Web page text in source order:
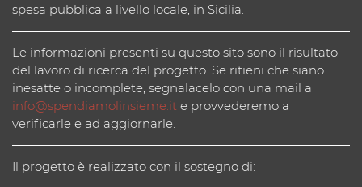
spesa pubblica a livello locale, in Sicilia.
Le informazioni presenti su questo sito sono il risultato
del lavoro di ricerca del progetto. Se ritieni che siano
inesatte o incomplete, segnalacelo con una mail a
info@spendiamolinsieme.it e provvederemo a
verificarle e ad aggiornarle.
Il progetto è realizzato con il sostegno di: